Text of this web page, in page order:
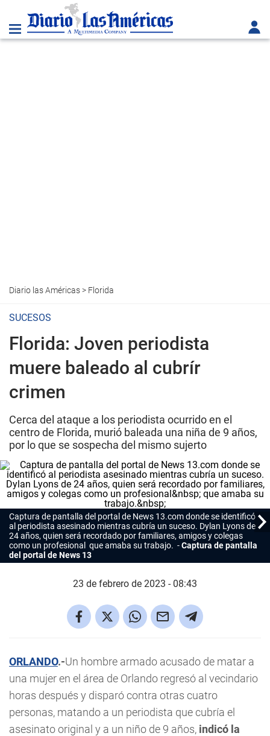
Diario las Américas> Florida
SUCESOS
Florida: Joven periodista
muere baleado al cubrír
crimen
Cerca del ataque a los periodista ocurrido en el
centro de Florida, murió baleada una niña de 9 años,
por lo que se sospecha del mismo sujerto
Captura de pantalla del portal de News 13.com donde se identificó
al periodista asesinado mientras cubría un suceso. Dylan Lyons de
24 años, quien será recordado por familiares, amigos y colegas
como un profesional que amaba su trabajo.
Captura de pantalla
del portal de News 13
23 de febrero de 2023 - 08:43
ORLANDO.-Un hombre armado acusado de matar a
una mujer en el área de Orlando regresó al vecindario
horas después y disparó contra otras cuatro
personas, matando a un periodista que cubría el
asesinato original y a un niño de 9 años, indicó la